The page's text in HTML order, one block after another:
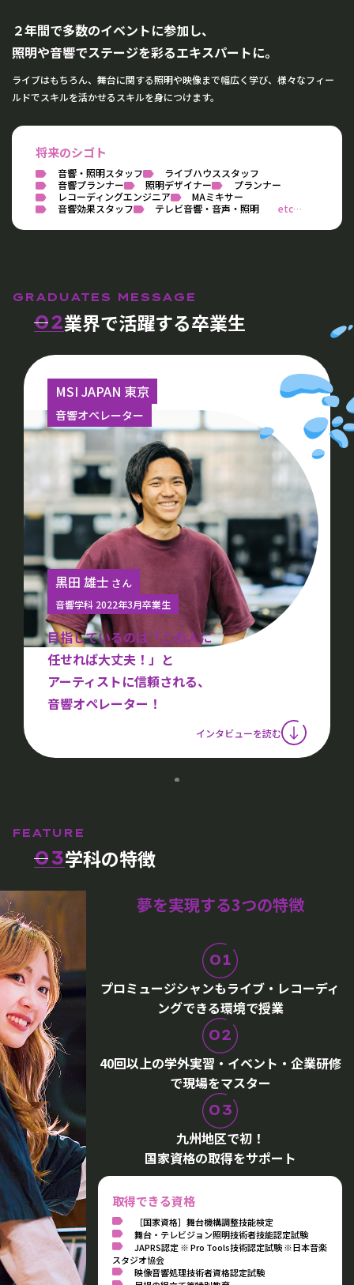
２年間で多数のイベントに参加し、
照明や音響でステージを彩るエキスパートに。
ライブはもちろん、舞台に関する照明や映像まで幅広く学び、様々なフィー
ルドでスキルを活かせるスキルを身につけます。
将来のシゴト
音響・照明スタッフ
ライブハウススタッフ
音響プランナー
照明デザイナー
プランナー
レコーディングエンジニア
MAミキサー
音響効果スタッフ
テレビ音響・音声・照明
GRADUATES MESSAGE
02業界で活躍する卒業生
MSI JAPAN 東京
音響オペレーター
黒田 雄士 さん
音響学科 2022年3月卒業生
目指しているのは「この人に
任せれば大丈夫！」と
アーティストに信頼される、
音響オペレーター！
インタビューを読む
FEATURE
03学科の特徴
夢を実現する3つの特徴
01
プロミュージシャンもライブ・レコーディ
ングできる環境で授業
02
40回以上の学外実習・イベント・企業研修
で現場をマスター
03
九州地区で初！
国家資格の取得をサポート
取得できる資格
［国家資格］舞台機構調整技能検定
舞台・テレビジョン照明技術者技能認定試験
JAPRS認定 ※ Pro Tools技術認定試験 ※日本音楽
スタジオ協会
映像音響処理技術者資格認定試験